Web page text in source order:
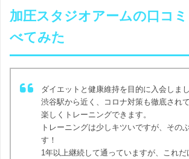
加圧スタジオアームの口コ
べてみた
ダイエットと健康維持を目的に入会しまし
渋谷駅から近く、コロナ対策も徹底され
楽しくトレーニングできます。
トレーニングは少しキツいですが、その
す！
1年以上継続して通っていますが、これ